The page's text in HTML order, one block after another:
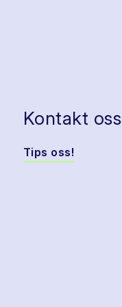
Kontakt oss
Tips oss!